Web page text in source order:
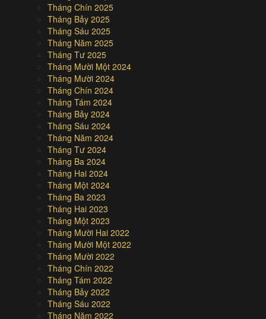
Tháng Chín 2025
Tháng Bảy 2025
Tháng Sáu 2025
Tháng Năm 2025
Tháng Tư 2025
Tháng Mười Một 2024
Tháng Mười 2024
Tháng Chín 2024
Tháng Tám 2024
Tháng Bảy 2024
Tháng Sáu 2024
Tháng Năm 2024
Tháng Tư 2024
Tháng Ba 2024
Tháng Hai 2024
Tháng Một 2024
Tháng Ba 2023
Tháng Hai 2023
Tháng Một 2023
Tháng Mười Hai 2022
Tháng Mười Một 2022
Tháng Mười 2022
Tháng Chín 2022
Tháng Tám 2022
Tháng Bảy 2022
Tháng Sáu 2022
Tháng Năm 2022